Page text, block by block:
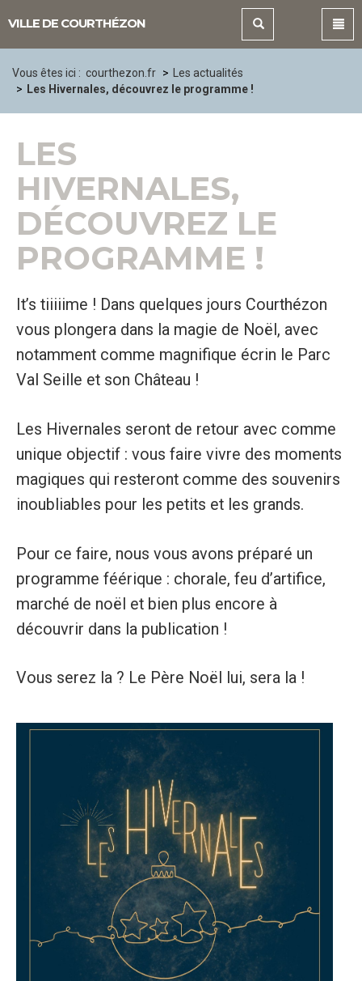
VILLE DE COURTHÉZON
Vous êtes ici : courthezon.fr
Les actualités
Les Hivernales, découvrez le programme !
LES
HIVERNALES,
DÉCOUVREZ LE
PROGRAMME !
It’s tiiiiime ! Dans quelques jours Courthézon
vous plongera dans la magie de Noël, avec
notamment comme magnifique écrin le Parc
Val Seille et son Château !
Les Hivernales seront de retour avec comme
unique objectif : vous faire vivre des moments
magiques qui resteront comme des souvenirs
inoubliables pour les petits et les grands.
Pour ce faire, nous vous avons préparé un
programme féérique : chorale, feu d’artifice,
marché de noël et bien plus encore à
découvrir dans la publication !
Vous serez la ? Le Père Noël lui, sera la !